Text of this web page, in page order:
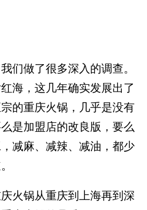
们做了很多深入的调查。
海，这几年确实发展出了
的重庆火锅，几乎是没有
是加盟店的改良版，要么
减麻、减辣、减油，都少
火锅从重庆到上海再到深